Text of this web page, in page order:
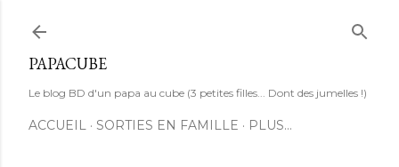
PAPACUBE
Le blog BD d'un papa au cube (3 petites filles... Dont des jumelles !)
ACCUEIL SORTIES EN FAMILLE PLUS…